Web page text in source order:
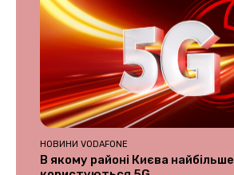
НОВИНИ VODAFONE
В якому районі Києва найбільше